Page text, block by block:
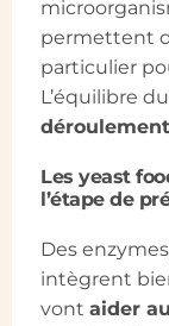
permettent
particulier
L’équilibre
Les yeast
l’étape de
Des
intègrent
vont aider